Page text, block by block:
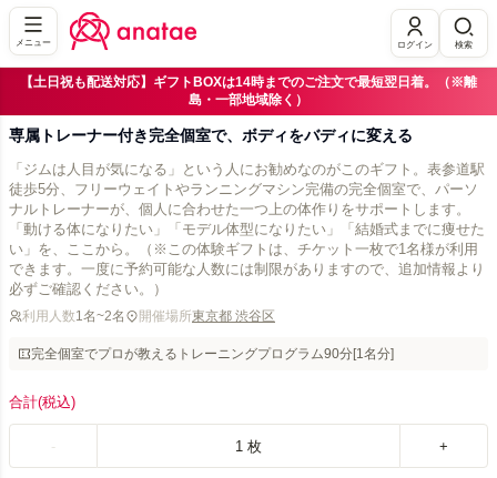
メニュー ログイン 検索
【土日祝も配送対応】ギフトBOXは14時までのご注文で最短翌日着。（※離
島・一部地域除く）
専属トレーナー付き完全個室で、ボディをバディに変える
「ジムは人目が気になる」という人にお勧めなのがこのギフト。表参道駅
徒歩5分、フリーウェイトやランニングマシン完備の完全個室で、パーソ
ナルトレーナーが、個人に合わせた一つ上の体作りをサポートします。
「動ける体になりたい」「モデル体型になりたい」「結婚式までに痩せた
い」を、ここから。（※この体験ギフトは、チケット一枚で1名様が利用
できます。一度に予約可能な人数には制限がありますので、追加情報より
必ずご確認ください。）
利用人数1名~2名 開催場所東京都 渋谷区
完全個室でプロが教えるトレーニングプログラム90分[1名分]
合計(税込)
- 1 枚 +